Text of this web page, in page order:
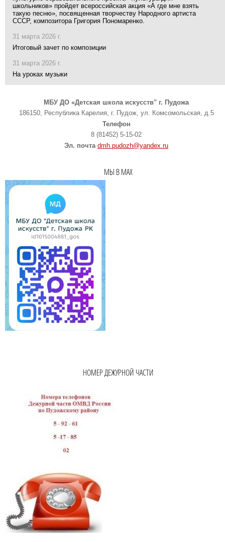
школьников» пройдет всероссийская акция «А где мне взять
такую песню», посвященная творчеству Народного артиста
СССР, композитора Григория Пономаренко.
31 марта 2026 г.
Итоговый зачет по композиции
31 марта 2026 г.
На уроках музыки
МБУ ДО «Детская школа искусств" г. Пудожа
186150, Республика Карелия, г. Пудож, ул. Комсомольская, д.5
Телефон
8 (81452) 5-15-02
Эл. почта dmh.pudozh@yandex.ru
МЫ В MAX
НОМЕР ДЕЖУРНОЙ ЧАСТИ